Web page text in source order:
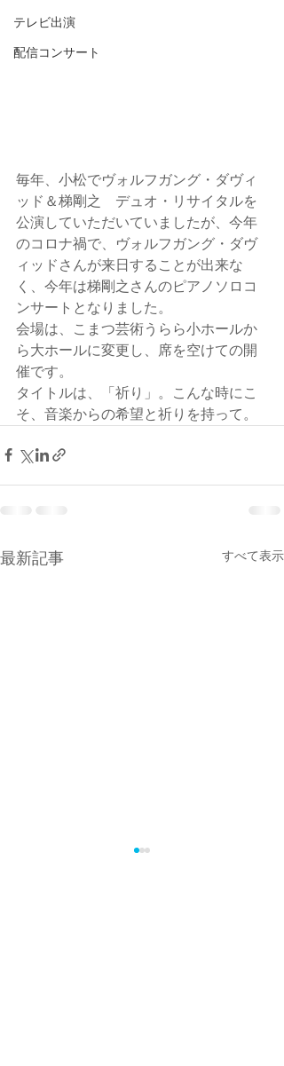
テレビ出演
配信コンサート
毎年、小松でヴォルフガング・ダヴィ
ッド＆梯剛之　デュオ・リサイタルを
公演していただいていましたが、今年
のコロナ禍で、ヴォルフガング・ダヴ
ィッドさんが来日することが出来な
く、今年は梯剛之さんのピアノソロコ
ンサートとなりました。
会場は、こまつ芸術うらら小ホールか
ら大ホールに変更し、席を空けての開
催です。
タイトルは、「祈り」。こんな時にこ
そ、音楽からの希望と祈りを持って。
最新記事 すべて表示